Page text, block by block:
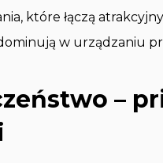
które łączą
w urządzaniu
–